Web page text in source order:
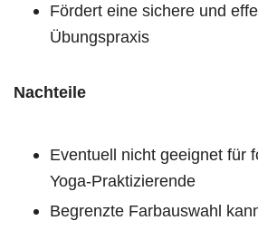
Fördert eine sichere und
Übungspraxis
Nachteile
Eventuell nicht geeignet für
Yoga-Praktizierende
Begrenzte Farbauswahl